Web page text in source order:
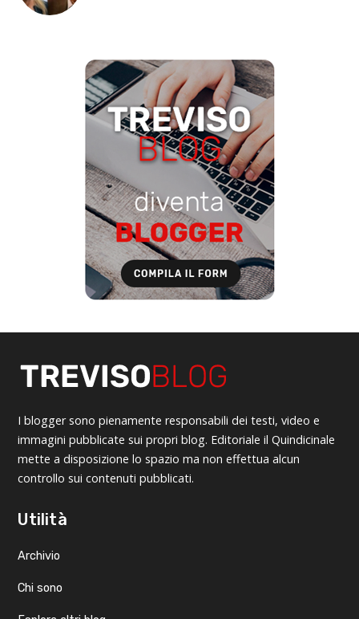
I blogger sono pienamente responsabili dei testi, video e
immagini pubblicate sui propri blog. Editoriale il Quindicinale
mette a disposizione lo spazio ma non effettua alcun
controllo sui contenuti pubblicati.
Utilità
Archivio
Chi sono